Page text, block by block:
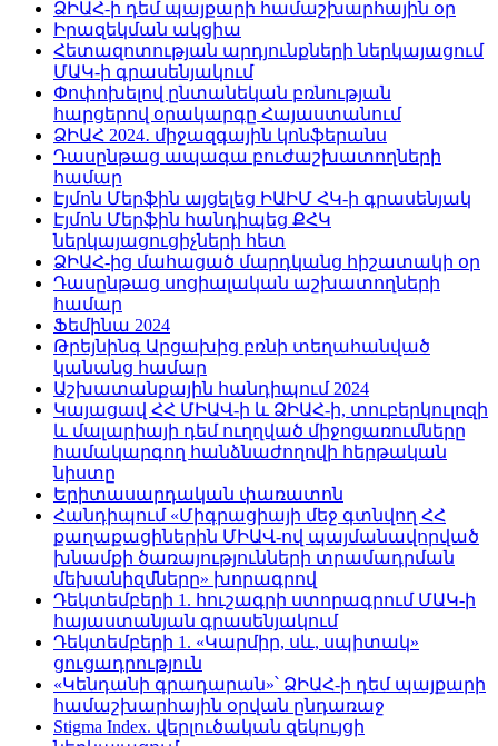
ՁԻԱՀ-ի դեմ պայքարի համաշխարհային օր
Իրազեկման ակցիա
Հետազոտության արդյունքների ներկայացում
ՄԱԿ-ի գրասենյակում
Փոփոխելով ընտանեկան բռնության
հարցերով օրակարգը Հայաստանում
ՁԻԱՀ 2024․ միջազգային կոնֆերանս
Դասընթաց ապագա բուժաշխատողների
համար
Էյմոն Մերֆին այցելեց ԻԱԻՄ ՀԿ-ի գրասենյակ
Էյմոն Մերֆին հանդիպեց ՔՀԿ
ներկայացուցիչների հետ
ՁԻԱՀ-ից մահացած մարդկանց հիշատակի օր
Դասընթաց սոցիալական աշխատողների
համար
Ֆեմինա 2024
Թրեյնինգ Արցախից բռնի տեղահանված
կանանց համար
Աշխատանքային հանդիպում 2024
Կայացավ ՀՀ ՄԻԱՎ-ի և ՁԻԱՀ-ի, տուբերկուլոզի
և մալարիայի դեմ ուղղված միջոցառումները
համակարգող հանձնաժողովի հերթական
նիստը
Երիտասարդական փառատոն
Հանդիպում «Միգրացիայի մեջ գտնվող ՀՀ
քաղաքացիներին ՄԻԱՎ-ով պայմանավորված
խնամքի ծառայությունների տրամադրման
մեխանիզմները» խորագրով
Դեկտեմբերի 1. հուշագրի ստորագրում ՄԱԿ-ի
հայաստանյան գրասենյակում
Դեկտեմբերի 1. «Կարմիր, սև, սպիտակ»
ցուցադրություն
«Կենդանի գրադարան»՝ ՁԻԱՀ-ի դեմ պայքարի
համաշխարհային օրվան ընդառաջ
Stigma Index. վերլուծական զեկույցի